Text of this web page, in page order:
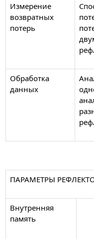
Измерение
возвратных
потерь
Обработка
данных
ПАРАМЕТРЫ
Внутренняя
память